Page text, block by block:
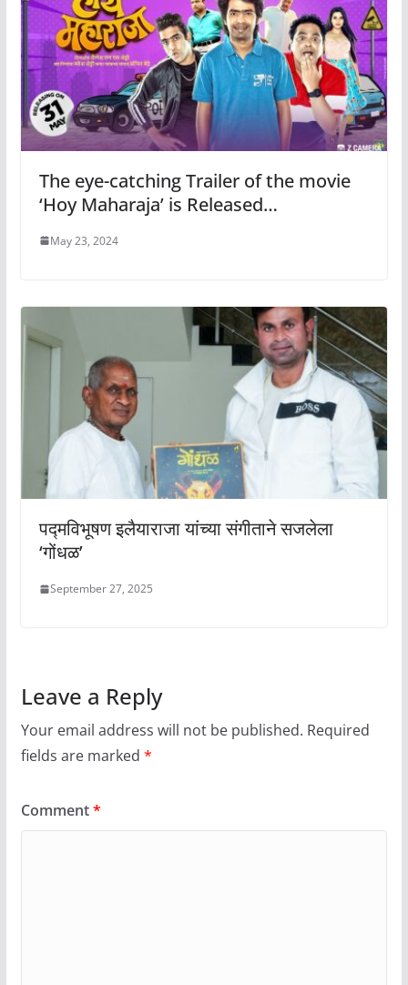
The eye-catching Trailer of the movie
‘Hoy Maharaja’ is Released…
May 23, 2024
पद्मविभूषण इलैयाराजा यांच्या संगीताने सजलेला
‘गोंधळ’
September 27, 2025
Leave a Reply
Your email address will not be published. Required
fields are marked *
Comment*